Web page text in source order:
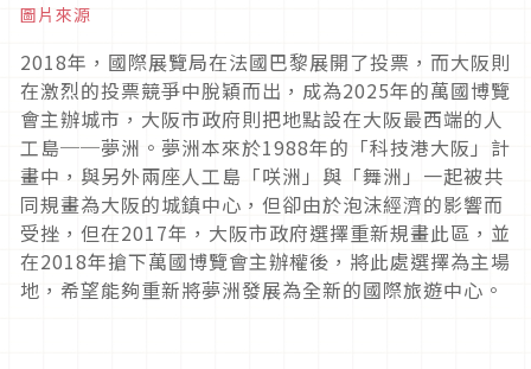
圖片來源
2018年，國際展覽局在法國巴黎展開了投票，而大阪則
在激烈的投票競爭中脫穎而出，成為2025年的萬國博覽
會主辦城市，大阪市政府則把地點設在大阪最西端的人
工島──夢洲。夢洲本來於1988年的「科技港大阪」計
畫中，與另外兩座人工島「咲洲」與「舞洲」一起被共
同規畫為大阪的城鎮中心，但卻由於泡沫經濟的影響而
受挫，但在2017年，大阪市政府選擇重新規畫此區，並
在2018年搶下萬國博覽會主辦權後，將此處選擇為主場
地，希望能夠重新將夢洲發展為全新的國際旅遊中心。